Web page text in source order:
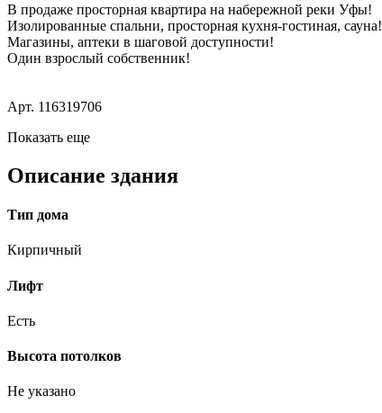
В продаже просторная квартира на набережной реки Уфы!
Изолированные спальни, просторная кухня-гостиная, сауна!
Магазины, аптеки в шаговой доступности!
Один взрослый собственник!
Арт. 116319706
Показать еще
Описание здания
Тип дома
Кирпичный
Лифт
Есть
Высота потолков
Не указано